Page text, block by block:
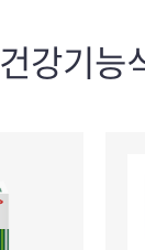
건강기능